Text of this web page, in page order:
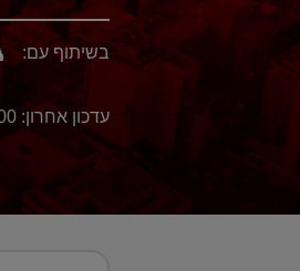
בשיתוף עם:
עדכון אחרון: 05:00